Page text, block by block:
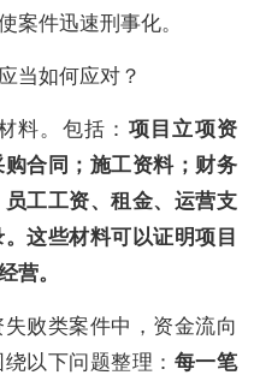
案件迅速刑事化。
当如何应对？
料。包括： 项目立项资
合同；施工资料；财务
工工资、租金、运营支
这些材料可以证明项目
营。
败类案件中，资金流向
以下问题整理： 每一笔